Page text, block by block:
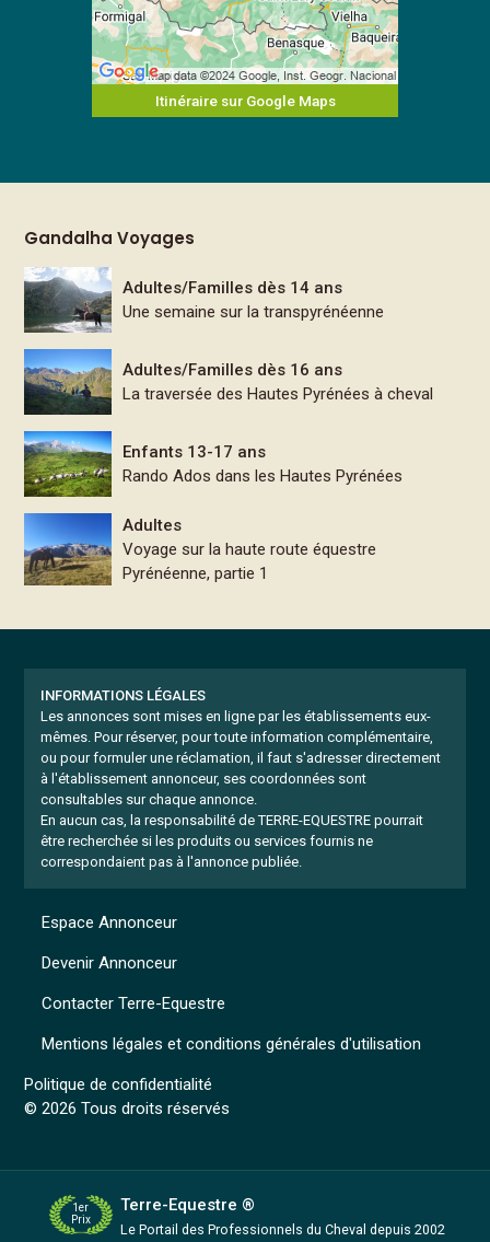
Itinéraire sur Google Maps
Gandalha Voyages
Adultes/Familles dès 14 ans
Une semaine sur la transpyrénéenne
Adultes/Familles dès 16 ans
La traversée des Hautes Pyrénées à cheval
Enfants 13-17 ans
Rando Ados dans les Hautes Pyrénées
Adultes
Voyage sur la haute route équestre
Pyrénéenne, partie 1
INFORMATIONS LÉGALES
Les annonces sont mises en ligne par les établissements eux-
mêmes. Pour réserver, pour toute information complémentaire,
ou pour formuler une réclamation, il faut s'adresser directement
à l'établissement annonceur, ses coordonnées sont
consultables sur chaque annonce.
En aucun cas, la responsabilité de TERRE-EQUESTRE pourrait
être recherchée si les produits ou services fournis ne
correspondaient pas à l'annonce publiée.
Mentions légales et conditions générales d'utilisation
Politique de confidentialité
© 2026 Tous droits réservés
Espace Annonceur
Devenir Annonceur
Contacter Terre-Equestre
1er
Prix
Terre-Equestre ®
Le Portail des Professionnels du Cheval depuis 2002